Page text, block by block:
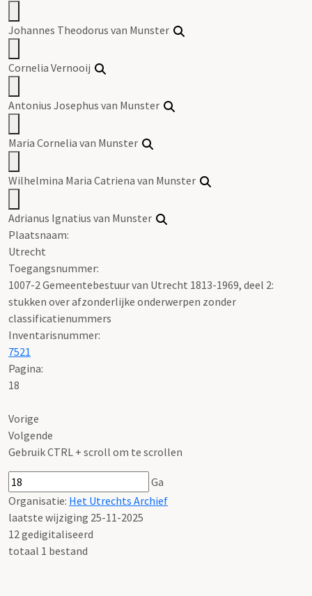
Johannes Theodorus van Munster
Cornelia Vernooij
Antonius Josephus van Munster
Maria Cornelia van Munster
Wilhelmina Maria Catriena van Munster
Adrianus Ignatius van Munster
Plaatsnaam:
Utrecht
Toegangsnummer:
1007-2 Gemeentebestuur van Utrecht 1813-1969, deel 2:
stukken over afzonderlijke onderwerpen zonder
classificatienummers
Inventarisnummer:
7521
Pagina:
18
Vorige
Volgende
Gebruik CTRL + scroll om te scrollen
Ga
Organisatie: Het Utrechts Archief
laatste wijziging 25-11-2025
12 gedigitaliseerd
totaal 1 bestand